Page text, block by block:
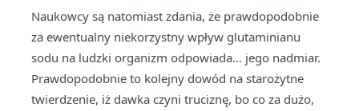
Naukowcy są natomiast zdania, że prawdopodobnie
za ewentualny niekorzystny wpływ glutaminianu
sodu na ludzki organizm odpowiada… jego nadmiar.
Prawdopodobnie to kolejny dowód na starożytne
twierdzenie, iż dawka czyni truciznę, bo co za dużo,